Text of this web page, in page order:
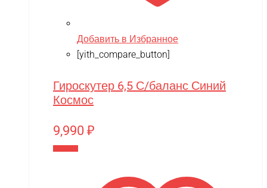
Добавить в Избранное
[yith_compare_button]
Гироскутер 6,5 С/баланс Синий
Космос
9,990 ₽